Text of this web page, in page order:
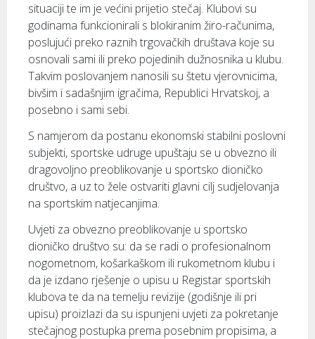
situaciji te im je većini prijetio stečaj. Klubovi su
godinama funkcionirali s blokiranim žiro-računima,
poslujući preko raznih trgovačkih društava koje su
osnovali sami ili preko pojedinih dužnosnika u klubu.
Takvim poslovanjem nanosili su štetu vjerovnicima,
bivšim i sadašnjim igračima, Republici Hrvatskoj, a
posebno i sami sebi.
S namjerom da postanu ekonomski stabilni poslovni
subjekti, sportske udruge upuštaju se u obvezno ili
dragovoljno preoblikovanje u sportsko dioničko
društvo, a uz to žele ostvariti glavni cilj sudjelovanja
na sportskim natjecanjima.
Uvjeti za obvezno preoblikovanje u sportsko
dioničko društvo su: da se radi o profesionalnom
nogometnom, košarkaškom ili rukometnom klubu i
da je izdano rješenje o upisu u Registar sportskih
klubova te da na temelju revizije (godišnje ili pri
upisu) proizlazi da su ispunjeni uvjeti za pokretanje
stečajnog postupka prema posebnim propisima, a